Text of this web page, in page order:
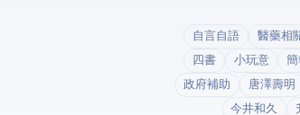
自言自語 醫藥相
四書
小玩意 簡
政府補助
唐澤壽明
今井和久